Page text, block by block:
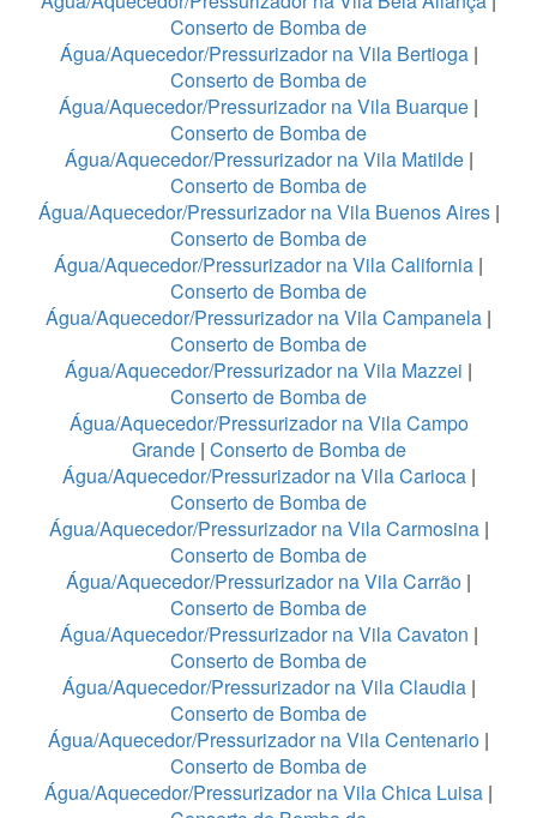
Conserto de Bomba de
Água/Aquecedor/Pressurizador na Vila Bertioga|
Conserto de Bomba de
Água/Aquecedor/Pressurizador na Vila Buarque |
Conserto de Bomba de
Água/Aquecedor/Pressurizador na Vila Matilde|
Conserto de Bomba de
Água/Aquecedor/Pressurizador na Vila Buenos Aires|
Conserto de Bomba de
Água/Aquecedor/Pressurizador na Vila California |
Conserto de Bomba de
Água/Aquecedor/Pressurizador na Vila Campanela |
Conserto de Bomba de
Água/Aquecedor/Pressurizador na Vila Mazzei |
Conserto de Bomba de
Água/Aquecedor/Pressurizador na Vila Campo
Grande| Conserto de Bomba de
Água/Aquecedor/Pressurizador na Vila Carioca|
Conserto de Bomba de
Água/Aquecedor/Pressurizador na Vila Carmosina|
Conserto de Bomba de
Água/Aquecedor/Pressurizador na Vila Carrão |
Conserto de Bomba de
Água/Aquecedor/Pressurizador na Vila Cavaton |
Conserto de Bomba de
Água/Aquecedor/Pressurizador na Vila Claudia|
Conserto de Bomba de
Água/Aquecedor/Pressurizador na Vila Centenario |
Conserto de Bomba de
Água/Aquecedor/Pressurizador na Vila Chica Luisa |